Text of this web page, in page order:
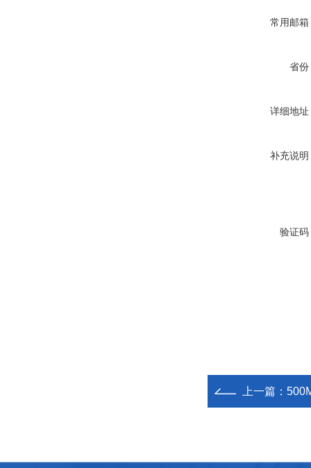
常用邮箱
省份
详细地址
补充说明
验证码
上一篇：